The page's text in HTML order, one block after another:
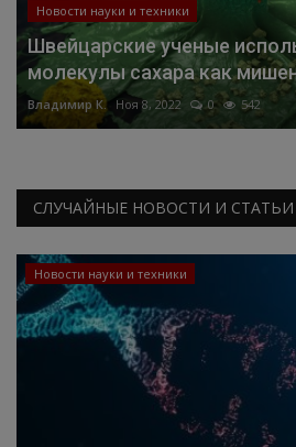
Новости науки и техники
Швейцарские ученые
молекулы сахара как
Владимир К. Ноя 8, 2022 0 542
СЛУЧАЙНЫЕ НОВОСТИ И СТАТЬИ
Новости науки и техники